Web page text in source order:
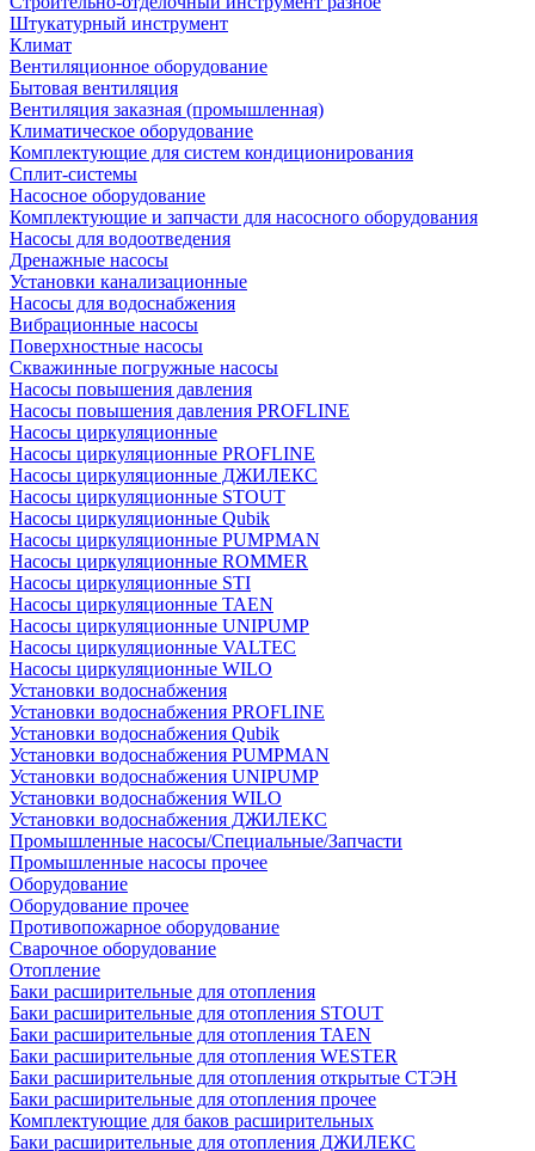
Штукатурный инструмент
Климат
Вентиляционное оборудование
Бытовая вентиляция
Вентиляция заказная (промышленная)
Климатическое оборудование
Комплектующие для систем кондиционирования
Сплит-системы
Насосное оборудование
Комплектующие и запчасти для насосного оборудования
Насосы для водоотведения
Дренажные насосы
Установки канализационные
Насосы для водоснабжения
Вибрационные насосы
Поверхностные насосы
Скважинные погружные насосы
Насосы повышения давления
Насосы повышения давления PROFLINE
Насосы циркуляционные
Насосы циркуляционные PROFLINE
Насосы циркуляционные ДЖИЛЕКС
Насосы циркуляционные STOUT
Насосы циркуляционные Qubik
Насосы циркуляционные PUMPMAN
Насосы циркуляционные ROMMER
Насосы циркуляционные STI
Насосы циркуляционные TAEN
Насосы циркуляционные UNIPUMP
Насосы циркуляционные VALTEC
Насосы циркуляционные WILO
Установки водоснабжения
Установки водоснабжения PROFLINE
Установки водоснабжения Qubik
Установки водоснабжения PUMPMAN
Установки водоснабжения UNIPUMP
Установки водоснабжения WILO
Установки водоснабжения ДЖИЛЕКС
Промышленные насосы/Специальные/Запчасти
Промышленные насосы прочее
Оборудование
Оборудование прочее
Противопожарное оборудование
Сварочное оборудование
Отопление
Баки расширительные для отопления
Баки расширительные для отопления STOUT
Баки расширительные для отопления TAEN
Баки расширительные для отопления WESTER
Баки расширительные для отопления открытые СТЭН
Баки расширительные для отопления прочее
Комплектующие для баков расширительных
Баки расширительные для отопления ДЖИЛЕКС